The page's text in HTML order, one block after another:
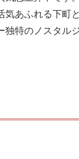
気あふれる下町
独特のノスタル